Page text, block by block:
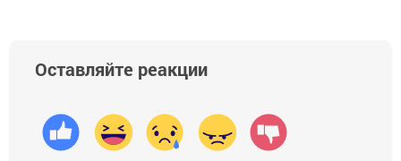
Оставляйте реакции